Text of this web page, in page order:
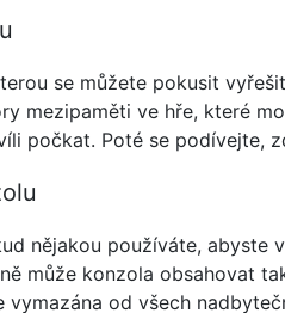
se můžete pokusit
mezipaměti ve hře, které
počkat. Poté se podívejte,
nějakou používáte, abyste
může konzola obsahovat
vymazána od všech